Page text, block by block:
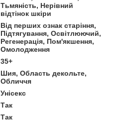
Тьмяність, Нерівний
відтінок шкіри
Від перших ознак старіння,
Підтягування, Освітлюючий,
Регенерація, Пом'якшення,
Омолодження
35+
Шия, Область декольте,
Обличчя
Унісекс
Так
Так